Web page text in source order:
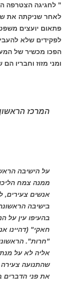
" לחגיגה הצטרפה
לאחר שניקתה את
פתאום יועצים
לפקידים שלא
הפכו מכשיר של
ומני מזוז וחבריו
המרכז
על הישיבה
ממנה צמח
אנשים צעירים,
בישיבה
בהעיפו עין על
חאקי" (דהיינו
"חרות".
אליה לא על
שהתנועה
את פני הדברים